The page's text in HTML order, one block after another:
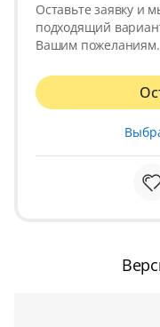
Оставьте заявку и
подходящий
Вашим пожеланиям.